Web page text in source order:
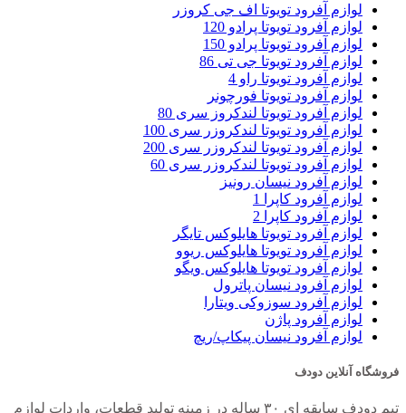
لوازم آفرود تویوتا اف جی کروزر
لوازم آفرود تویوتا پرادو 120
لوازم آفرود تویوتا پرادو 150
لوازم آفرود تویوتا جی تی 86
لوازم آفرود تویوتا راو 4
لوازم آفرود تویوتا فورچونر
لوازم آفرود تویوتا لندکروز سری 80
لوازم آفرود تویوتا لندکروزر سری 100
لوازم آفرود تویوتا لندکروزر سری 200
لوازم آفرود تویوتا لندکروزر سری 60
لوازم آفرود نیسان رونیز
لوازم آفرود کاپرا 1
لوازم آفرود کاپرا 2
لوازم آفرود تویوتا هایلوکس تایگر
لوازم آفرود تویوتا هایلوکس ریوو
لوازم آفرود تویوتا هایلوکس ویگو
لوازم آفرود نیسان پاترول
لوازم آفرود سوزوکی ویتارا
لوازم آفرود پاژن
لوازم آفرود نیسان پیکاپ/ریچ
فروشگاه آنلاین دودف
تیم دودف سابقه ای ۳۰ ساله در زمینه تولید قطعات، واردات لوازم